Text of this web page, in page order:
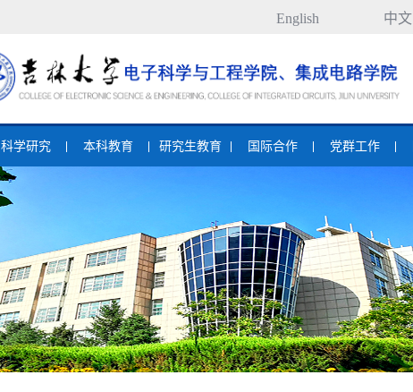
English 中文
科学研究 本科教育 研究生教育 国际合作 党群工作